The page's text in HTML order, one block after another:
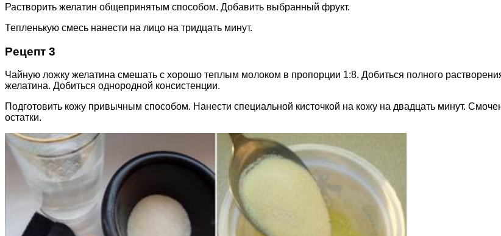
Растворить желатин общепринятым способом. Добавить выбранный фрукт.
Тепленькую смесь нанести на лицо на тридцать минут.
Рецепт 3
Чайную ложку желатина смешать с хорошо теплым молоком в пропорции 1:8. Добиться полного
желатина. Добиться однородной консистенции.
Подготовить кожу привычным способом. Нанести специальной кисточкой на кожу на двадцать минут.
остатки.